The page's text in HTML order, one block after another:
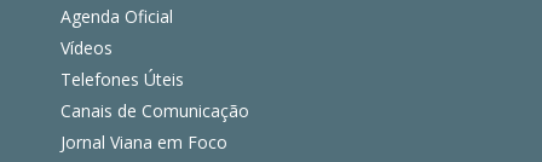
Agenda Oficial
Vídeos
Telefones Úteis
Canais de Comunicação
Jornal Viana em Foco